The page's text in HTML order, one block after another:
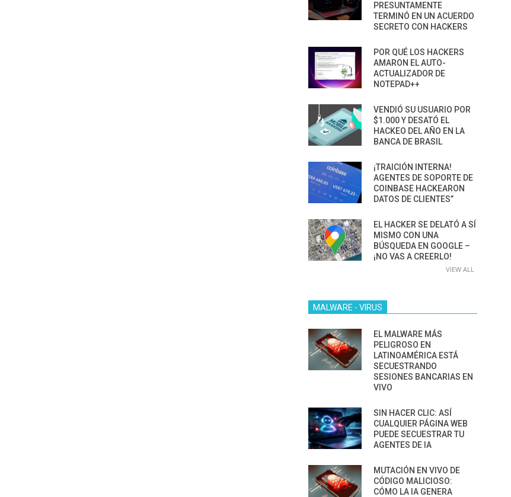
PRESUNTAMENTE
TERMINÓ EN UN ACUERDO
SECRETO CON HACKERS
POR QUÉ LOS HACKERS
AMARON EL AUTO-
ACTUALIZADOR DE
NOTEPAD++
VENDIÓ SU USUARIO POR
$1.000 Y DESATÓ EL
HACKEO DEL AÑO EN LA
BANCA DE BRASIL
¡TRAICIÓN INTERNA!
AGENTES DE SOPORTE DE
COINBASE HACKEARON
DATOS DE CLIENTES”
EL HACKER SE DELATÓ A SÍ
MISMO CON UNA
BÚSQUEDA EN GOOGLE –
¡NO VAS A CREERLO!
VIEW ALL
MALWARE - VIRUS
EL MALWARE MÁS
PELIGROSO EN
LATINOAMÉRICA ESTÁ
SECUESTRANDO
SESIONES BANCARIAS EN
VIVO
SIN HACER CLIC: ASÍ
CUALQUIER PÁGINA WEB
PUEDE SECUESTRAR TU
AGENTES DE IA
MUTACIÓN EN VIVO DE
CÓDIGO MALICIOSO:
CÓMO LA IA GENERA